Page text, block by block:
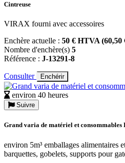
Cintreuse
VIRAX fourni avec accessoires
Enchère actuelle : 50 € HTVA
Nombre d'enchère(s) 5
Référence : J-13291-8
Consulter Enchérir
environ 40 heures
Suivre
Grand varia de matériel et consommables
environ 5m³ emballages alimentaires
barquettes, gobelets, supports pour